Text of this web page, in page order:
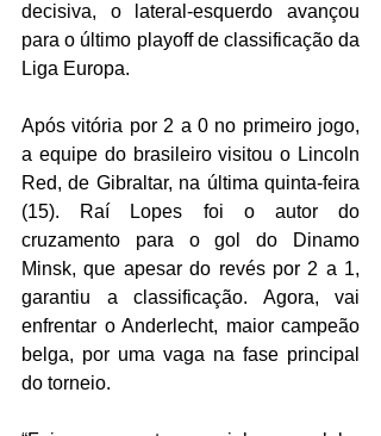
decisiva, o lateral-esquerdo avançou
para o último playoff de classificação da
Liga Europa.
Após vitória por 2 a 0 no primeiro jogo,
a equipe do brasileiro visitou o Lincoln
Red, de Gibraltar, na última quinta-feira
(15). Raí Lopes foi o autor do
cruzamento para o gol do Dinamo
Minsk, que apesar do revés por 2 a 1,
garantiu a classificação. Agora, vai
enfrentar o Anderlecht, maior campeão
belga, por uma vaga na fase principal
do torneio.